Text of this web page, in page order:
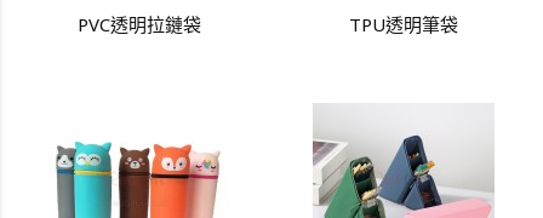
PVC透明拉鏈袋 TPU透明筆袋